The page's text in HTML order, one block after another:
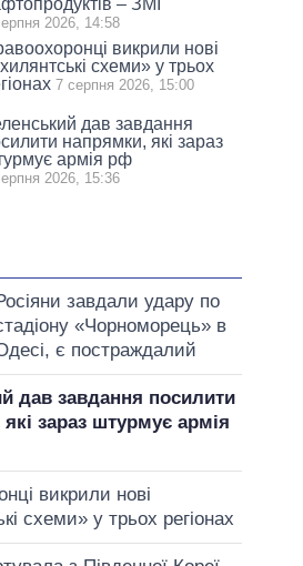
2026, 14:58
викрили нові
схеми» у трьох
7 серпня 2026, 15:00
дав завдання
напрямки, які зараз
армія рф
2026, 15:36
завдали удару по
«Чорноморець» в
є постраждалий
дав завдання посилити
зараз штурмує армія
викрили нові
схеми» у трьох регіонах